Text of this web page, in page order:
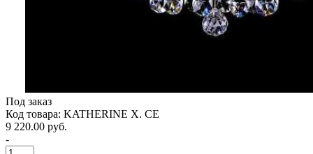
Под заказ
Код товара: KATHERINE X. CE
9 220.00 руб.
-